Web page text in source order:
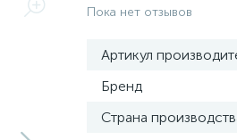
Пока нет отзывов
Артикул
Бренд
Страна